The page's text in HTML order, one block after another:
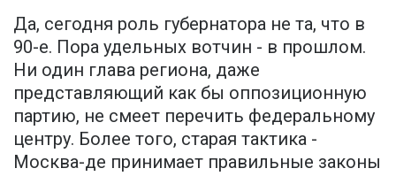
Да, сегодня роль губернатора не та, что в
90-е. Пора удельных вотчин - в прошлом.
Ни один глава региона, даже
представляющий как бы оппозиционную
партию, не смеет перечить федеральному
центру. Более того, старая тактика -
Москва-де принимает правильные законы